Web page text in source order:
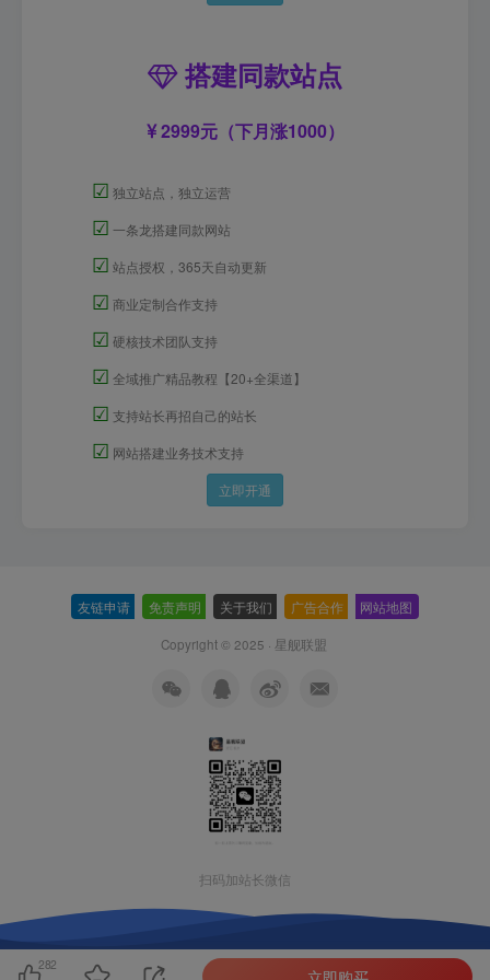
搭建同款站点
2999元（下月涨1000）
☑ 独立站点，独立运营
☑ 一条龙搭建同款网站
☑ 站点授权，365天自动更新
☑ 商业定制合作支持
☑ 硬核技术团队支持
☑ 全域推广精品教程【20+全渠道】
☑ 支持站长再招自己的站长
☑ 网站搭建业务技术支持
立即开通
友链申请 免责声明 关于我们 广告合作 网站地图
Copyright © 2025 · 星舰联盟
扫码加站长微信
282